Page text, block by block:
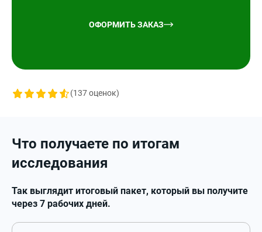
ОФОРМИТЬ ЗАКАЗ
(137оценок)
Что получаете по итогам
исследования
Так выглядит итоговый пакет, который вы получите
через 7 рабочих дней.